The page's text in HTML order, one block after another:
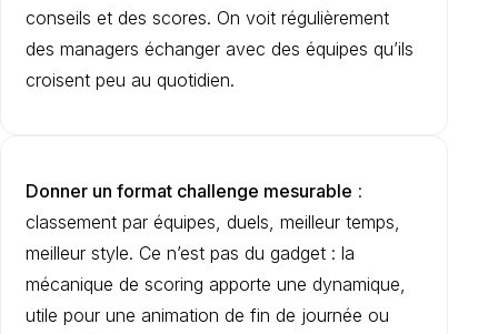
conseils et des scores. On voit régulièrement
des managers échanger avec des équipes qu’ils
croisent peu au quotidien.
Donner un format challenge mesurable :
classement par équipes, duels, meilleur temps,
meilleur style. Ce n’est pas du gadget : la
mécanique de scoring apporte une dynamique,
utile pour une animation de fin de journée ou